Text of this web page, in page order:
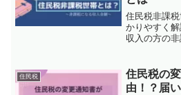
住民税非課
かりやすく
収入の方の
住民税
住民税の
由！？届